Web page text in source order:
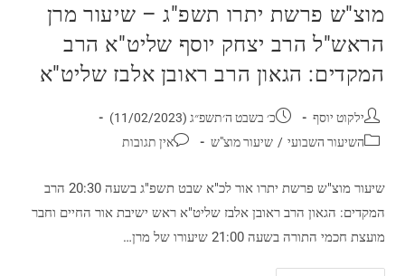
מוצ"ש פרשת יתרו תשפ"ג – שיעור מרן
הראש"ל הרב יצחק יוסף שליט"א הרב
המקדים: הגאון הרב ראובן אלבז שליט"א
ילקוט יוסף
כ׳ בשבט ה׳תשפ״ג (11/02/2023)
השיעור השבועי / שיעור מוצ"ש אין תגובות
שיעור מוצ"ש פרשת יתרו אור לכ"א שבט תשפ"ג בשעה 20:30 הרב
המקדים: הגאון הרב ראובן אלבז שליט"א ראש ישיבת אור החיים וחבר
מועצת חכמי התורה בשעה 21:00 שיעורו של מרן…